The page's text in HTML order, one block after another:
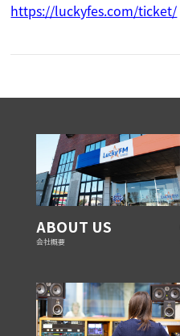
https://luckyfes.com/ticket/
ABOUT US
会社概要